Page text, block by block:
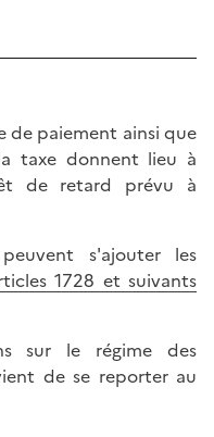
de paiement ainsi que
taxe donnent lieu à
de retard prévu à
s'ajouter les
1728 et suivants
sur le régime des
de se reporter au